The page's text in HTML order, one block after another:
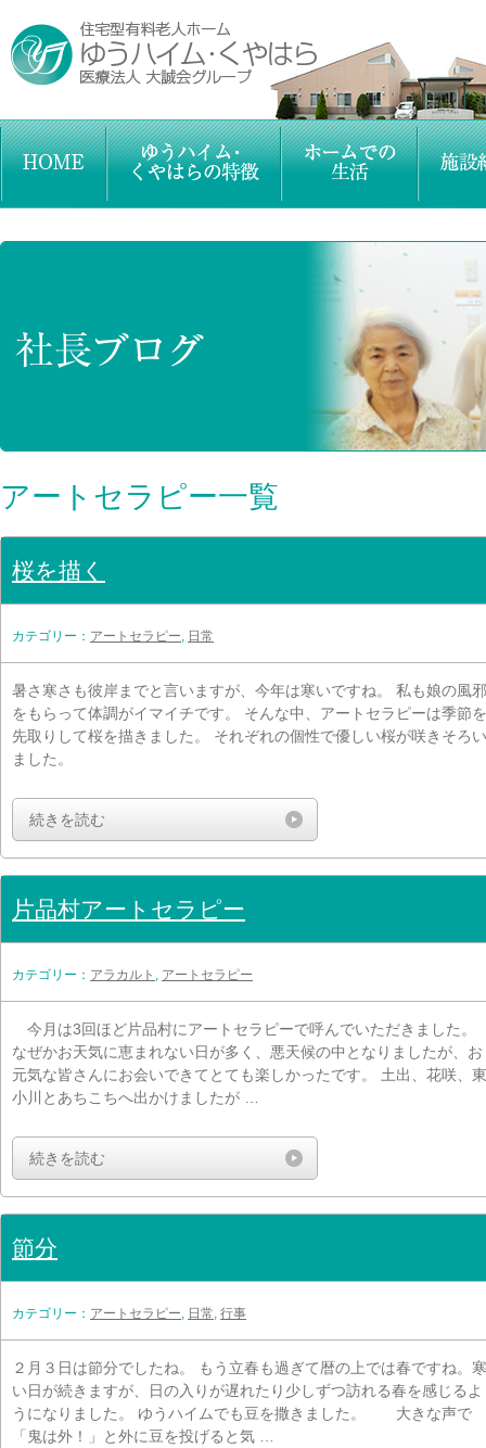
アートセラピー一覧
桜を描く
カテゴリー： アートセラピー, 日常
暑さ寒さも彼岸までと言いますが、今年は寒いですね。 私も娘の風邪
をもらって体調がイマイチです。 そんな中、アートセラピーは季節を
先取りして桜を描きました。 それぞれの個性で優しい桜が咲きそろい
ました。
続きを読む
片品村アートセラピー
カテゴリー： アラカルト , アートセラピー
今月は3回ほど片品村にアートセラピーで呼んでいただきました。
なぜかお天気に恵まれない日が多く、悪天候の中となりましたが、お
元気な皆さんにお会いできてとても楽しかったです。 土出、花咲、東
小川とあちこちへ出かけましたが …
続きを読む
節分
カテゴリー： アートセラピー, 日常, 行事
２月３日は節分でしたね。 もう立春も過ぎて暦の上では春ですね。寒
い日が続きますが、日の入りが遅れたり少しずつ訪れる春を感じるよ
うになりました。 ゆうハイムでも豆を撒きました。 大きな声で
「鬼は外！」と外に豆を投げると気 …